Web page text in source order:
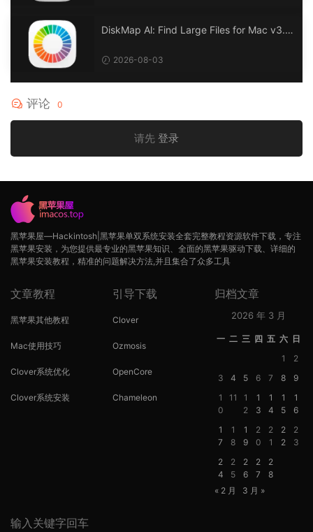
DiskMap Al: Find Large Files for Mac v3.1
2026-08-03
评论 0
请先 登录
黑苹果屋—Hackintosh|黑苹果单双系统安装全套完整教程资源软件下载，专注
黑苹果安装，为您提供最专业的黑苹果知识、全面的黑苹果驱动下载、详细的
黑苹果安装教程，精准的问题解决方法,并且集合了众多工具
文章教程
黑苹果其他教程
Mac使用技巧
Clover系统优化
Clover系统安装
引导下载
Clover
Ozmosis
OpenCore
Chameleon
归档文章
2026 年 3 月
一 二 三 四 五 六 日
1
2
3
4 5 6 7 8
9
1
0
11
1
2
1
3
1
4
1
5
1
6
1
7
1
8
1
9
2
0
2
1
2
2
2
3
2
4
2
5
2
6
2
7
2
8
« 2 月
3 月 »
输入关键字回车